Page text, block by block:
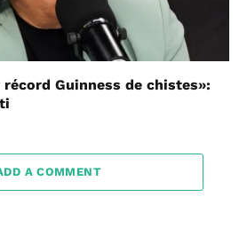
Guinness de chistes»:
A COMMENT